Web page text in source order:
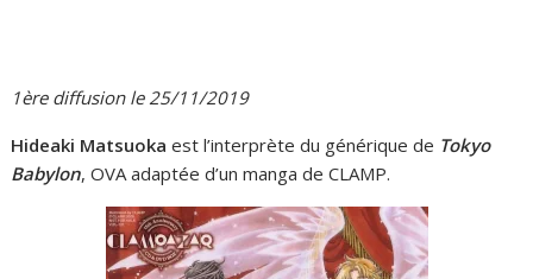
1ère diffusion le 25/11/2019
Hideaki Matsuoka est l’interprète du générique de Tokyo
Babylon, OVA adaptée d’un manga de CLAMP.